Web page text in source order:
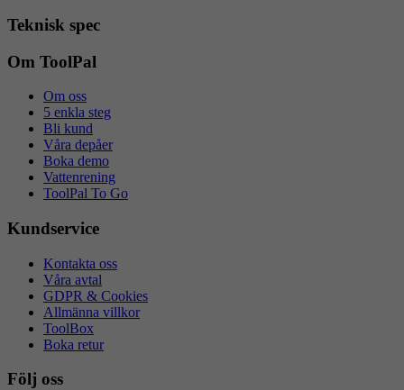
Teknisk spec
Om ToolPal
Om oss
5 enkla steg
Bli kund
Våra depåer
Boka demo
Vattenrening
ToolPal To Go
Kundservice
Kontakta oss
Våra avtal
GDPR & Cookies
Allmänna villkor
ToolBox
Boka retur
Följ oss